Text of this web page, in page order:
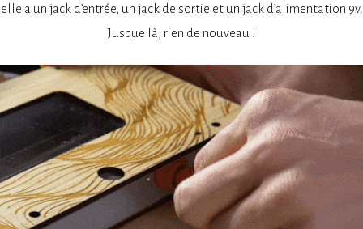
elle a un jack d’entrée, un jack de sortie et un jack d’alimentation 9v.
Jusque là, rien de nouveau !